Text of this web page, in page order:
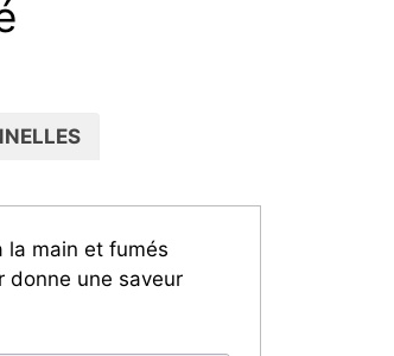
la main et fumés
donne une saveur